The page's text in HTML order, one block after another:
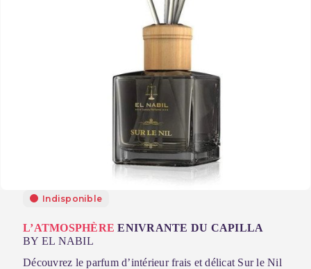
Indisponible
L’ATMOSPHÈRE ENIVRANTE DU CAPILLA
BY EL NABIL
Découvrez le parfum d’intérieur frais et délicat Sur le Nil